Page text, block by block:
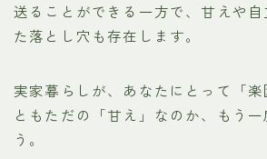
送ることができる一方で、甘えや自
た落とし穴も存在します。
実家暮らしが、あなたにとって「
ともただの「甘え」なのか、もう
う。